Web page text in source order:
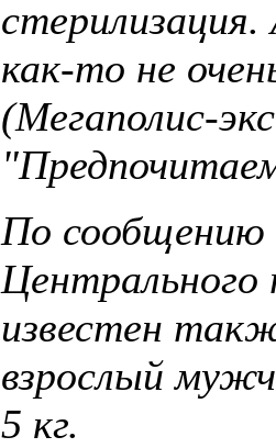
как-то не
(Мегаполис-
По
Центрального
известен
взрослый
5 кг.